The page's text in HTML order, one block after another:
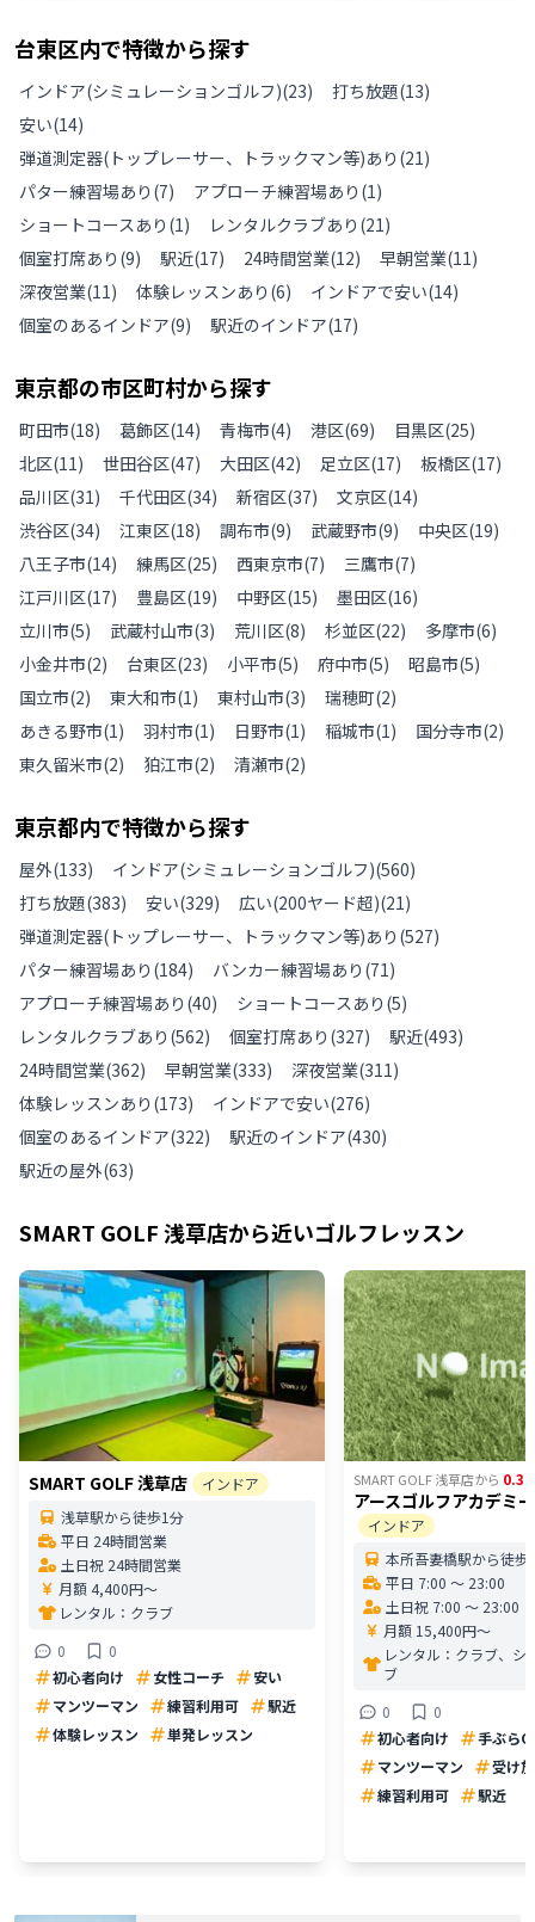
台東区内で特徴から探す
インドア(シミュレーションゴルフ)(23) 打ち放題(13)
安い(14)
弾道測定器(トップレーサー、トラックマン等)あり (21)
パター練習場あり (7) アプローチ練習場あり (1)
ショートコースあり (1) レンタルクラブあり (21)
個室打席あり (9) 駅近(17) 24時間営業(12) 早朝営業(11)
深夜営業(11) 体験レッスンあり (6) インドアで安い(14)
個室のあるインドア(9) 駅近のインドア(17)
東京都の市区町村から探す
町田市(18) 葛飾区(14) 青梅市(4) 港区(69) 目黒区(25)
北区(11) 世田谷区(47) 大田区(42) 足立区(17) 板橋区(17)
品川区(31) 千代田区(34) 新宿区(37) 文京区(14)
渋谷区(34) 江東区(18) 調布市(9) 武蔵野市(9) 中央区(19)
八王子市(14) 練馬区(25) 西東京市(7) 三鷹市(7)
江戸川区(17) 豊島区(19) 中野区(15) 墨田区(16)
立川市(5) 武蔵村山市(3) 荒川区(8) 杉並区(22) 多摩市(6)
小金井市(2) 台東区(23) 小平市(5) 府中市(5) 昭島市(5)
国立市(2) 東大和市(1) 東村山市(3) 瑞穂町(2)
あきる野市(1) 羽村市(1) 日野市(1) 稲城市(1) 国分寺市(2)
東久留米市(2) 狛江市(2) 清瀬市(2)
東京都内で特徴から探す
屋外(133) インドア(シミュレーションゴルフ)(560)
打ち放題(383) 安い(329) 広い(200ヤード超)(21)
弾道測定器(トップレーサー、トラックマン等)あり (527)
パター練習場あり (184) バンカー練習場あり (71)
アプローチ練習場あり (40) ショートコースあり (5)
レンタルクラブあり (562) 個室打席あり (327) 駅近(493)
24時間営業(362) 早朝営業(333) 深夜営業(311)
体験レッスンあり (173) インドアで安い(276)
個室のあるインドア(322) 駅近のインドア(430)
駅近の屋外(63)
SMART GOLF 浅草店から近いゴルフレッスン
SMART GOLF 浅草店
インドア
浅草駅から徒歩1分
平日 24時間営業
土日祝 24時間営業
月額 4,400円〜
レンタル： クラブ
0
0
初心者向け
女性コーチ
安い
マンツーマン
練習利用可
駅近
体験レッスン
単発レッスン
SMART GOLF 浅草店から 0.38
アースゴルフアカデミ
インドア
本所吾妻橋駅から徒歩
平日 7:00 〜 23:00
土日祝 7:00 〜 23:00
月額 15,400円〜
レンタル： クラブ、シ
ブ
0
0
初心者向け
手ぶら
マンツーマン
受け
練習利用可
駅近